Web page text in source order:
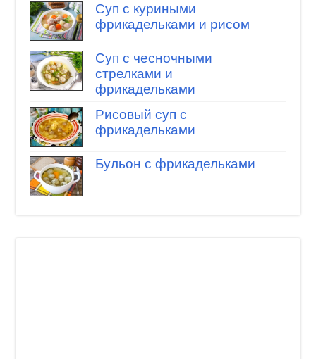
Суп с куриными
фрикадельками и рисом
Суп с чесночными
стрелками и
фрикадельками
Рисовый суп с
фрикадельками
Бульон с фрикадельками